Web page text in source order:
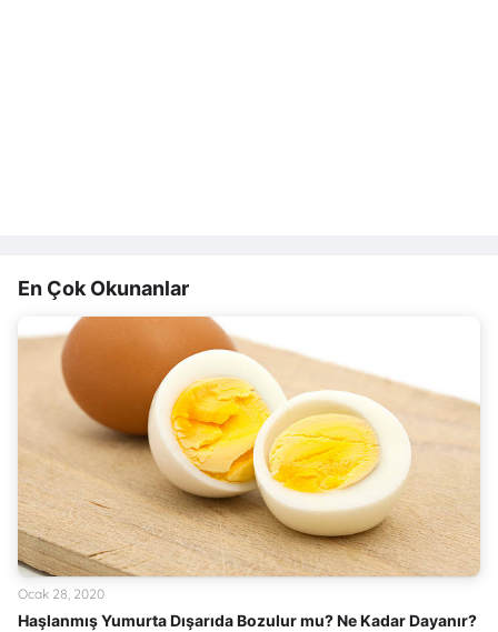
En Çok Okunanlar
Haşlanmış Yumurta Dışarıda Bozulur mu? Ne Kadar Dayanır?
Ocak 28, 2020